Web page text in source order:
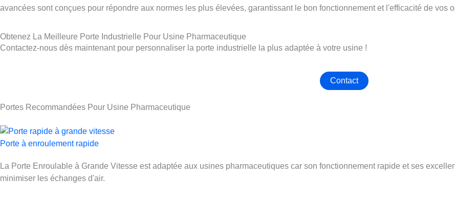
avancées sont conçues pour répondre aux normes les plus élevées, garantissant le bon fonctionnement et l'efficacité de vos
Obtenez La Meilleure Porte Industrielle Pour Usine Pharmaceutique
Contactez-nous dès maintenant pour personnaliser la porte industrielle la plus adaptée à votre usine !
Contact
Portes Recommandées Pour Usine Pharmaceutique
Porte à enroulement rapide
La Porte Enroulable à Grande Vitesse est adaptée aux usines pharmaceutiques car son fonctionnement rapide et ses
minimiser les échanges d'air.